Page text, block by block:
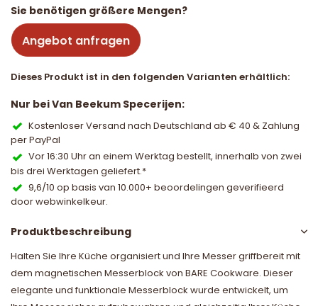
Sie benötigen größere Mengen?
Angebot anfragen
Dieses Produkt ist in den folgenden Varianten erhältlich:
Nur bei Van Beekum Specerijen:
Kostenloser Versand nach Deutschland ab € 40 & Zahlung
per PayPal
Vor 16:30 Uhr an einem Werktag bestellt, innerhalb von zwei
bis drei Werktagen geliefert.*
9,6/10 op basis van 10.000+ beoordelingen geverifieerd
door webwinkelkeur.
Produktbeschreibung
Halten Sie Ihre Küche organisiert und Ihre Messer griffbereit mit
dem magnetischen Messerblock von BARE Cookware. Dieser
elegante und funktionale Messerblock wurde entwickelt, um